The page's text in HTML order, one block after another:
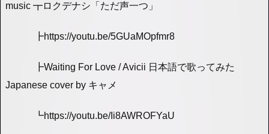
music ┳ロクデナシ「ただ声一つ」
┣https://youtu.be/5GUaMOpfmr8
┣Waiting For Love / Avicii 日本語で歌ってみた
Japanese cover by キャメ
┗https://youtu.be/Ii8AWROFYaU